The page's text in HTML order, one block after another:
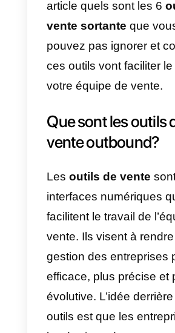
sortante aident les
vente dans
filtration et enfin
processus de
permettent de
et de gérer des
ou des courriels,
tâches et des
faciliter la vente et
commercialisation
du service.